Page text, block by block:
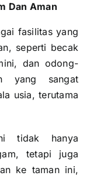
Dan Aman
fasilitas yang
seperti becak
dan odong-
yang sangat
usia, terutama
tidak hanya
tetapi juga
ke taman ini,